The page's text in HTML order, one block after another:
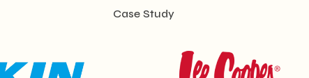
Case Study